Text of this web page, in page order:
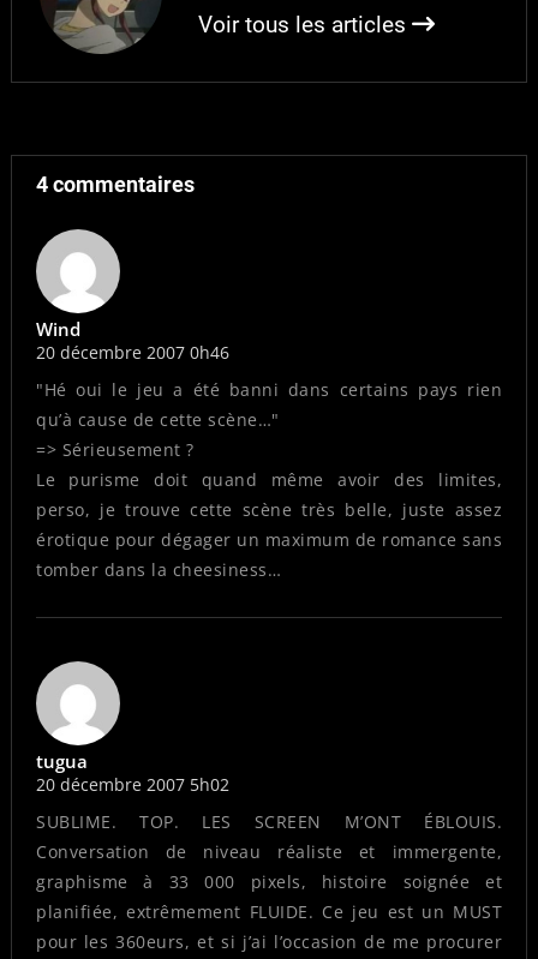
Voir tous les articles
4 commentaires
Wind
20 décembre 2007 0h46
"Hé oui le jeu a été banni dans certains pays rien
qu’à cause de cette scène…"
=> Sérieusement ?
Le purisme doit quand même avoir des limites,
perso, je trouve cette scène très belle, juste assez
érotique pour dégager un maximum de romance sans
tomber dans la cheesiness…
tugua
20 décembre 2007 5h02
SUBLIME. TOP. LES SCREEN M’ONT ÉBLOUIS.
Conversation de niveau réaliste et immergente,
graphisme à 33 000 pixels, histoire soignée et
planifiée, extrêmement FLUIDE. Ce jeu est un MUST
pour les 360eurs, et si j’ai l’occasion de me procurer